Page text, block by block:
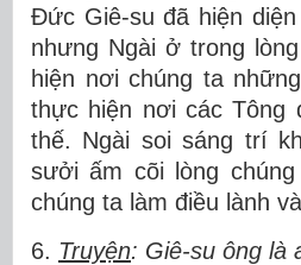
Đức Giê-su đã hiện
nhưng Ngài ở trong
hiện nơi chúng ta
thực hiện nơi các Tông
thế. Ngài soi sáng trí
sưởi ấm cõi lòng
chúng ta làm điều lành
6. Truyện: Giê-su ông là